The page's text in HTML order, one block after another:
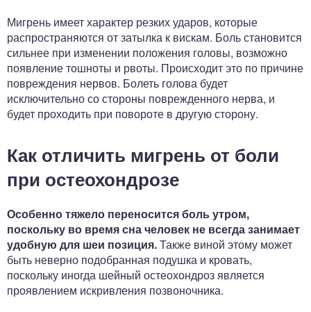
Мигрень имеет характер резких ударов, которые
распространяются от затылка к вискам. Боль становится
сильнее при изменении положения головы, возможно
появление тошноты и рвоты. Происходит это по причине
повреждения нервов. Болеть голова будет
исключительно со стороны поврежденного нерва, и
будет проходить при повороте в другую сторону.
Как отличить мигрень от боли
при остеохондрозе
Особенно тяжело переносится боль утром,
поскольку во время сна человек не всегда занимает
удобную для шеи позиция.Также виной этому может
быть неверно подобранная подушка и кровать,
поскольку иногда шейный остеохондроз является
проявлением искривления позвоночника.